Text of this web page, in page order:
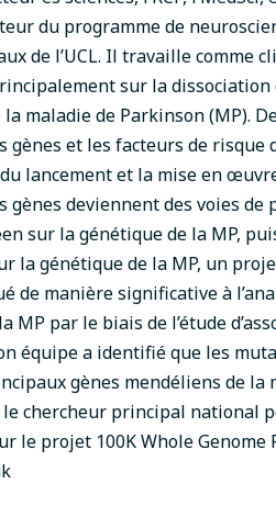
du programme de
de l’UCL. Il travaille comme
sur la dissociation
maladie de Parkinson (MP).
gènes et les facteurs de risque
lancement et la mise en
deviennent des voies de
sur la génétique de la MP,
la génétique de la MP, un
de manière significative à
MP par le biais de l’étude
équipe a identifié que les
gènes mendéliens de la
chercheur principal national
le projet 100K Whole Genome